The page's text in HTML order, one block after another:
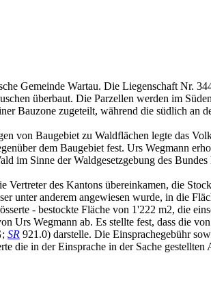
Gemeinde Wartau. Die Liegenschaft Nr.
überbaut. Die Parzellen werden im
Bauzone zugeteilt, während die südlich an
von Baugebiet zu Waldflächen legte das
dem Baugebiet fest. Urs Wegmann
im Sinne der Waldgesetzgebung des
des Kantons übereinkamen, die
unter anderem angewiesen wurde, in die
- bestockte Fläche von 1'222 m2, die
Urs Wegmann ab. Es stellte fest, dass die
SR 921.0) darstelle. Die Einsprachegebühr
die in der Einsprache in der Sache